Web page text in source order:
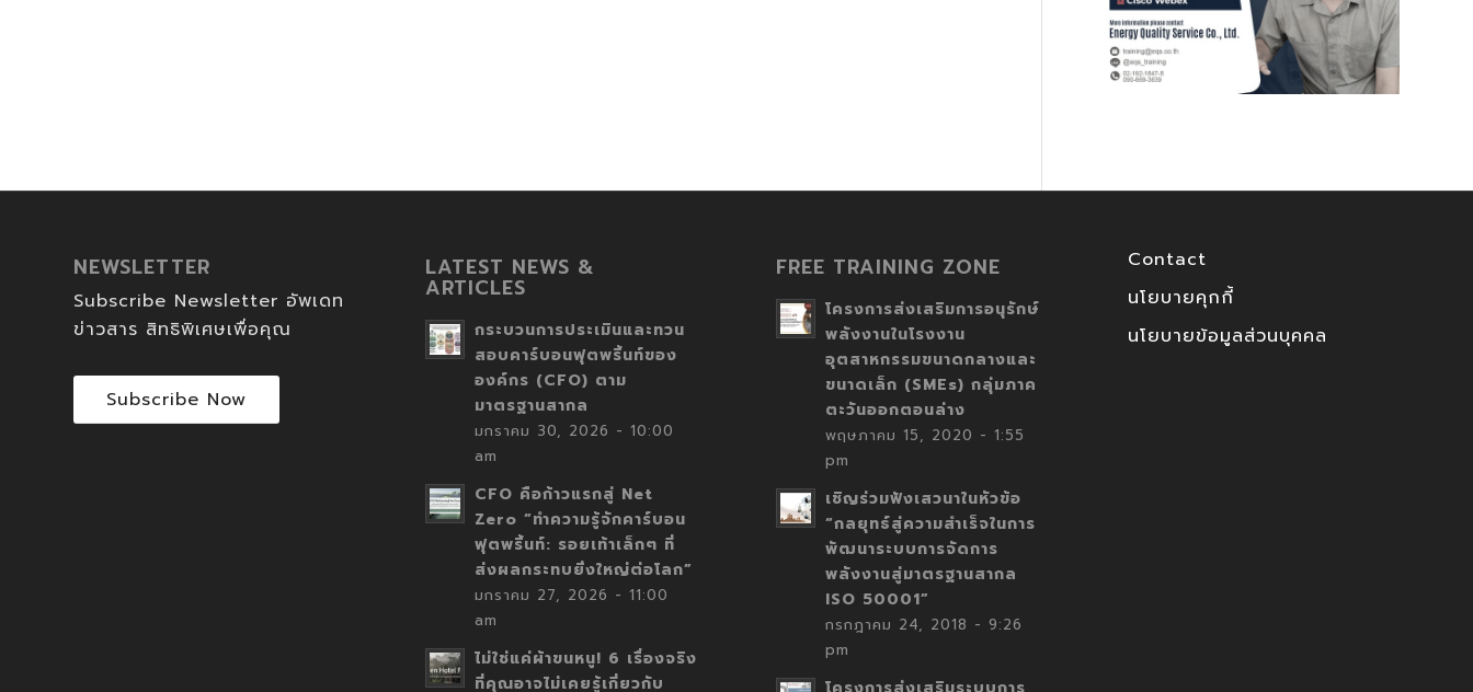
NEWSLETTER
Subscribe Newsletter อัพเดท
ข่าวสาร สิทธิพิเศษเพื่อคุณ
Subscribe Now
LATEST NEWS &
ARTICLES
กระบวนการประเมินและทวน
สอบคาร์บอนฟุตพริ้นท์ของ
องค์กร (CFO) ตาม
มาตรฐานสากล
มกราคม 30, 2026 - 10:00
am
CFO คือก้าวแรกสู่ Net
Zero “ทำความรู้จักคาร์บอน
ฟุตพริ้นท์: รอยเท้าเล็กๆ ที่
ส่งผลกระทบยิ่งใหญ่ต่อโลก”
มกราคม 27, 2026 - 11:00
am
ไม่ใช่แค่ผ้าขนหนู! 6 เรื่องจริง
ที่คุณอาจไม่เคยรู้เกี่ยวกับ
FREE TRAINING ZONE
โครงการส่งเสริมการอนุรักษ์
พลังงานในโรงงาน
อุตสาหกรรมขนาดกลางและ
ขนาดเล็ก (SMEs) กลุ่มภาค
ตะวันออกตอนล่าง
พฤษภาคม 15, 2020 - 1:55
pm
เชิญร่วมฟังเสวนาในหัวข้อ
“กลยุทธ์สู่ความสำเร็จในการ
พัฒนาระบบการจัดการ
พลังงานสู่มาตรฐานสากล
ISO 50001”
กรกฎาคม 24, 2018 - 9:26
pm
Contact
นโยบายคุกกี้
นโยบายข้อมูลส่วนบุคคล